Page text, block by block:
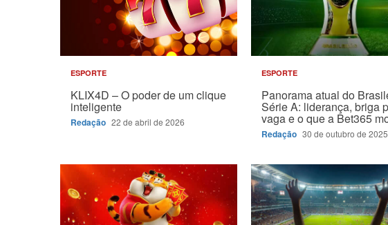
ESPORTE
KLIX4D – O poder de um clique
inteligente
Redação 22 de abril de 2026
ESPORTE
Panorama atual do
Série A: liderança, briga
vaga e o que a Bet365
Redação 30 de outubro de 2025